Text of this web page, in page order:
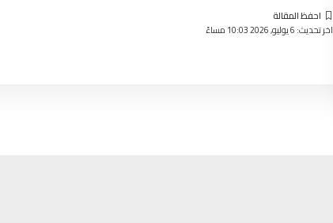
اخر تحديث: 6 يوليو, 2026 10:03 مساءً